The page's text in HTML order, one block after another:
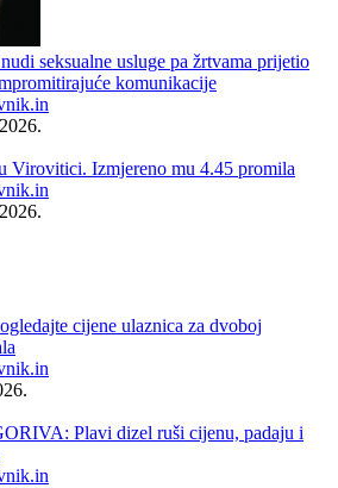
seksualne usluge pa žrtvama prijetio
komunikacije
Virovitici. Izmjereno mu 4.45 promila
cijene ulaznica za dvoboj
Plavi dizel ruši cijenu, padaju i